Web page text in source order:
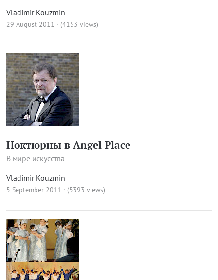
Vladimir Kouzmin
29 August 2011 · (4153 views)
Ноктюрны в Angel Place
В мире искусства
Vladimir Kouzmin
5 September 2011 · (5393 views)